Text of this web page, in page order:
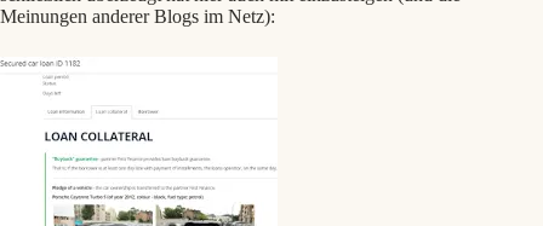
Meinungen anderer Blogs im Netz):